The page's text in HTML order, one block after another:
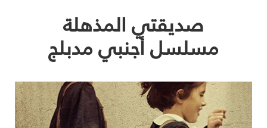
صديقتي المذهلة
مسلسل أجنبي مدبلج